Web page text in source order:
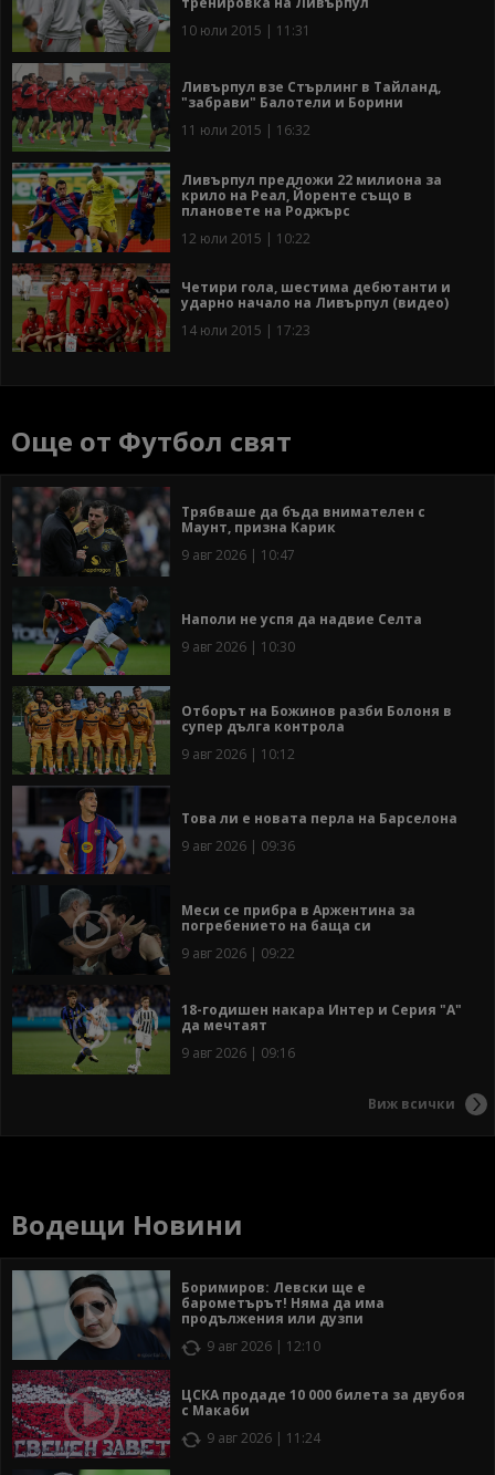
10 юли 2015 | 11:31
Ливърпул взе Стърлинг в Тайланд,
"забрави" Балотели и Борини
11 юли 2015 | 16:32
Ливърпул предложи 22 милиона за
крило на Реал, Йоренте също в
плановете на Роджърс
12 юли 2015 | 10:22
Четири гола, шестима дебютанти и
ударно начало на Ливърпул (видео)
14 юли 2015 | 17:23
Още от Футбол свят
Трябваше да бъда внимателен с
Маунт, призна Карик
9 авг 2026 | 10:47
Наполи не успя да надвие Селта
9 авг 2026 | 10:30
Отборът на Божинов разби Болоня в
супер дълга контрола
9 авг 2026 | 10:12
Това ли е новата перла на Барселона
9 авг 2026 | 09:36
Меси се прибра в Аржентина за
погребението на баща си
9 авг 2026 | 09:22
18-годишен накара Интер и Серия "А"
да мечтаят
9 авг 2026 | 09:16
Виж всички
Водещи Новини
Боримиров: Левски ще е
барометърът! Няма да има
продължения или дузпи
9 авг 2026 | 12:10
ЦСКА продаде 10 000 билета за двубоя
с Макаби
9 авг 2026 | 11:24